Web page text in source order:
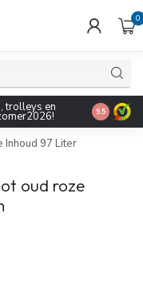
0
trolleys en 9.5
Inhoud 97 Liter
oud roze